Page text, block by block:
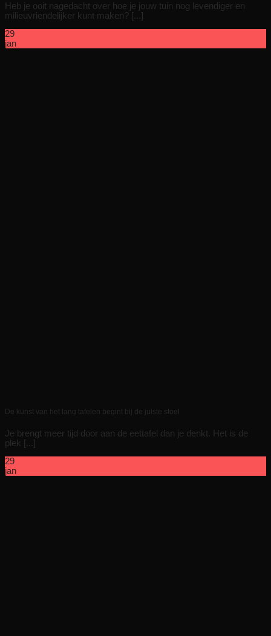
Heb je ooit nagedacht over hoe je jouw tuin nog levendiger en
milieuvriendelijker kunt maken? [...]
29
jan
De kunst van het lang tafelen begint bij de juiste stoel
Je brengt meer tijd door aan de eettafel dan je denkt. Het is de
plek [...]
29
jan